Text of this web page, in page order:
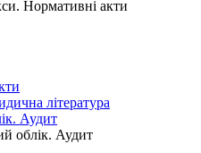
Нормативні акти
література
Аудит
облік. Аудит